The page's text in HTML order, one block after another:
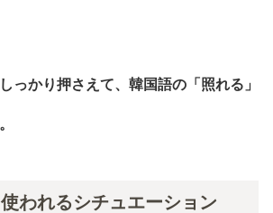
っかり押さえて、韓国語の「照れる」
われるシチュエーション